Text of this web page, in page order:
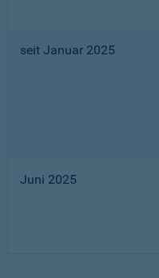
seit Januar 2025
Juni 2025